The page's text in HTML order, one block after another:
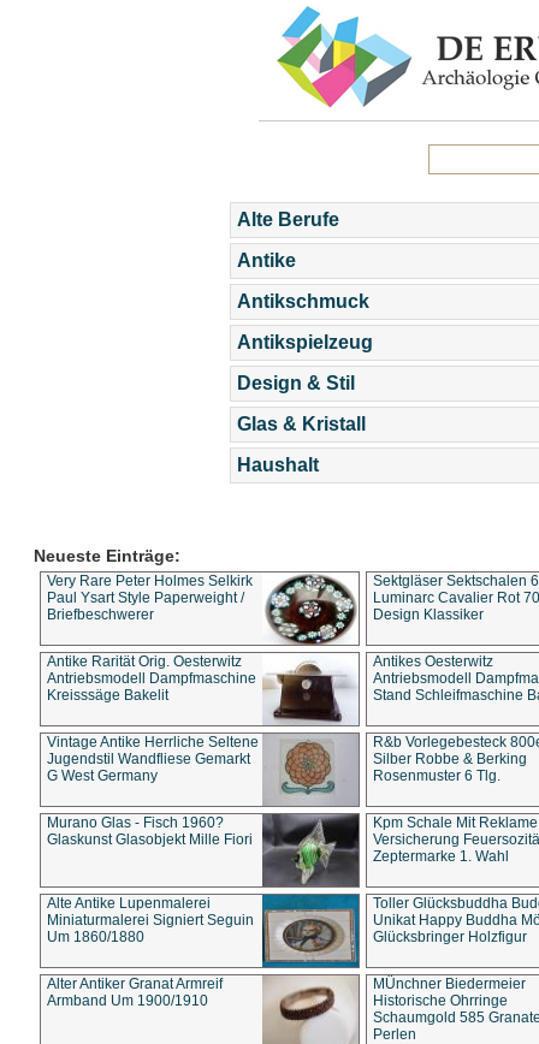
Alte Berufe
Antike
Antikschmuck
Antikspielzeug
Design & Stil
Glas & Kristall
Haushalt
Neueste Einträge:
Very Rare Peter Holmes Selkirk
Paul Ysart Style Paperweight /
Briefbeschwerer
Sektgläser Sektschalen
Luminarc Cavalier Rot
Design Klassiker
Antike Rarität Orig. Oesterwitz
Antriebsmodell Dampfmaschine
Kreisssäge Bakelit
Antikes Oesterwitz
Antriebsmodell
Stand Schleifmaschine
Vintage Antike Herrliche Seltene
Jugendstil Wandfliese Gemarkt
G West Germany
R&b Vorlegebesteck
Silber Robbe & Berking
Rosenmuster 6 Tlg.
Murano Glas - Fisch 1960?
Glaskunst Glasobjekt Mille Fiori
Kpm Schale Mit Reklame
Versicherung
Zeptermarke 1. Wahl
Alte Antike Lupenmalerei
Miniaturmalerei Signiert Seguin
Um 1860/1880
Toller Glücksbuddha
Unikat Happy Buddha
Glücksbringer Holzfigur
Alter Antiker Granat Armreif
Armband Um 1900/1910
MÜnchner Biedermeier
Historische Ohrringe
Schaumgold 585
Perlen